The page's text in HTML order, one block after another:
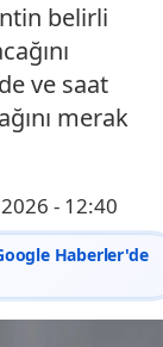
belirli
ve saat
merak
- 12:40
Haberler'de